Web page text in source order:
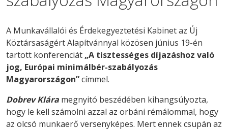
A Munkavállalói és Érdekegyeztetési Kabinet az Új
Köztársaságért Alapítvánnyal közösen június 19-én
tartott konferenciát „A tisztességes díjazáshoz való
jog, Európai minimálbér-szabályozás
Magyarországon”címmel.
Dobrev Klára megnyitó beszédében kihangsúlyozta,
hogy le kell számolni azzal az orbáni rémálommal, hogy
az olcsó munkaerő versenyképes. Mert ennek csupán az